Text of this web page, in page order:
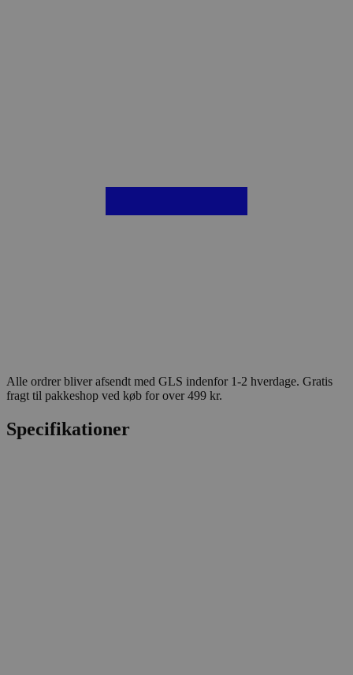
Alle ordrer bliver afsendt med GLS indenfor 1-2 hverdage. Gratis
fragt til pakkeshop ved køb for over 499 kr.
Specifikationer